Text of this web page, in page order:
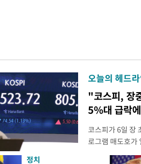
오늘의 헤드
"코스피, 장
5%대 급락
코스피가 6일 장
로그램 매도호가
한국거래소는
정치